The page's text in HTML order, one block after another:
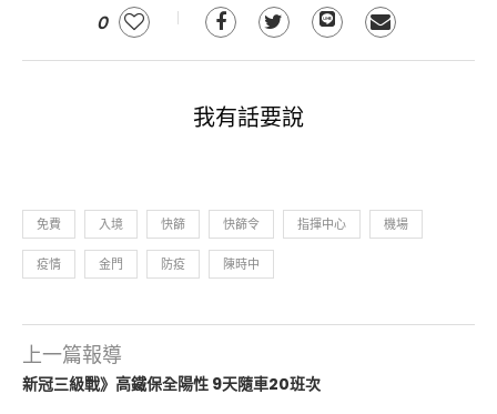
0
我有話要說
免費 入境 快篩 快篩令 指揮中心 機場
疫情 金門 防疫 陳時中
上一篇報導
新冠三級戰》高鐵保全陽性 9天隨車20班次